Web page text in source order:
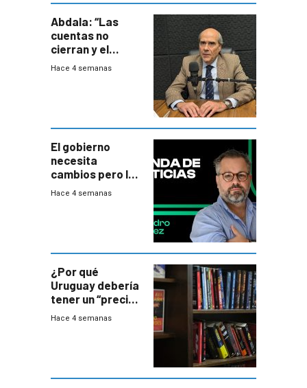
Abdala: “Las
cuentas no
cierran y el
balance del
Hace 4 semanas
El gobierno
necesita
cambios pero los
ministros tienen
Hace 4 semanas
¿Por qué
Uruguay debería
tener un “precio
único” en los
Hace 4 semanas